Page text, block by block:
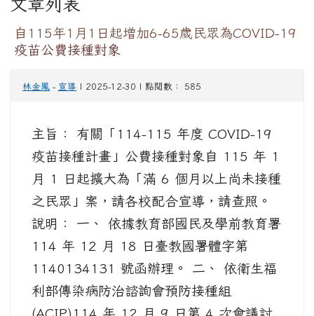
文章列表
自115年1月1日起增加6-65歲民眾為COVID-19
疫苗公費接種對象
林金鳳 - 宣導 | 2025-12-30 | 點閱數： 585
主旨： 有關「114-115 年度 COVID-19
疫苗接種計畫」公費接種對象自 115 年 1
月 1 日起擴大為「滿 6 個月以上尚未接種
之民眾」案，請各校配合宣導，請查照。
說明： 一、 依據教育部國民及學前教育署
114 年 12 月 18 日臺教國署體字第
1140134131 號函辦理。 二、 依衛生福
利部傳染病防治諮詢會預防接種組
(ACIP)114 年 12 月 9 日第 4 次會議討